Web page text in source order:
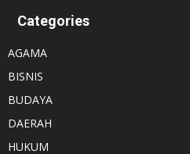
Categories
AGAMA
BISNIS
BUDAYA
DAERAH
HUKUM